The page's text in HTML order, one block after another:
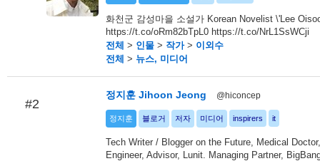
화천군 감성마을 소설가 Korean Novelist \'Lee
https://t.co/oRm82bTpL0 https://t.co/NrL1SsWCji
전체 > 인물 > 작가> 이외수
전체 > 뉴스, 미디어
#2
정지훈 Jihoon Jeong @hiconcep
정지훈 블로거 저자 미디어 inspirers it
Tech Writer / Blogger on the Future, Medical
Engineer, Advisor, Lunit. Managing Partner,